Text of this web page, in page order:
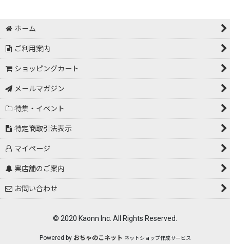
ホーム
ご利用案内
ショッピングカート
メールマガジン
特集・イベント
特定商取引法表示
マイページ
実店舗のご案内
お問い合わせ
© 2020 Kaonn Inc. All Rights Reserved.
Powered by おちゃのこネット ネットショップ作成サービス